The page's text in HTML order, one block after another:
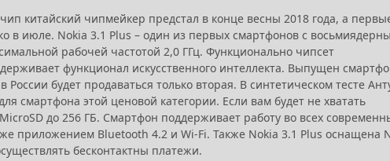
китайский чипмейкер предстал в конце весны 2018 года, а
в июле. Nokia 3.1 Plus – один из первых смартфонов с
рабочей частотой 2,0 ГГц. Функционально чипсет
функционал искусственного интеллекта. Выпущен
будет продаваться только вторая. В синтетическом тесте
смартфона этой ценовой категории. Если вам будет не хватать
до 256 ГБ. Смартфон поддерживает работу во всех
приложением Bluetooth 4.2 и Wi-Fi. Также Nokia 3.1 Plus оснащена
бесконтактны платежи.